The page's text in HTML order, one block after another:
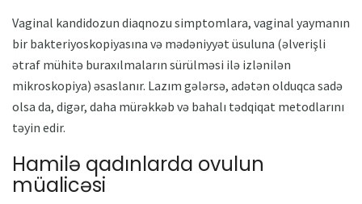
Vaginal kandidozun diaqnozu simptomlara, vaginal yaymanın
bir bakteriyoskopiyasına və mədəniyyət üsuluna (əlverişli
ətraf mühitə buraxılmaların sürülməsi ilə izlənilən
mikroskopiya) əsaslanır. Lazım gələrsə, adətən olduqca sadə
olsa da, digər, daha mürəkkəb və bahalı tədqiqat metodlarını
təyin edir.
Hamilə qadınlarda ovulun
müalicəsi